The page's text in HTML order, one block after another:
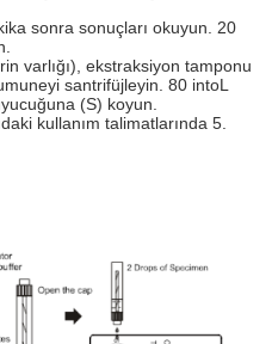
sonra sonuçları okuyun. 20
varlığı), ekstraksiyon tamponu
santrifüjleyin. 80 intoL
(S) koyun.
kullanım talimatlarında 5.